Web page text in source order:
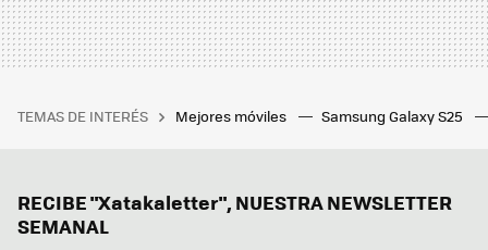
TEMAS DE INTERÉS Mejores móviles Samsung Galaxy S25
RECIBE "Xatakaletter", NUESTRA NEWSLETTER
SEMANAL